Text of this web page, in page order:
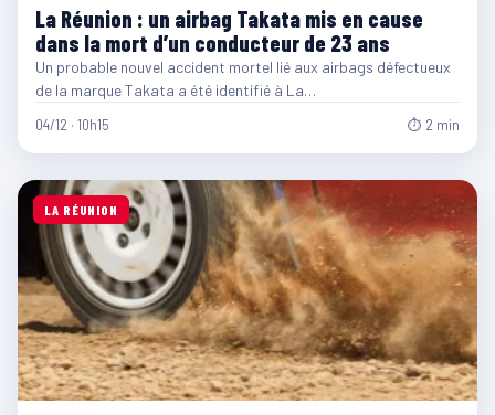
La Réunion : un airbag Takata mis en cause
dans la mort d’un conducteur de 23 ans
Un probable nouvel accident mortel lié aux airbags défectueux
de la marque Takata a été identifié à La…
04/12 · 10h15 ⏱ 2 min
LA RÉUNION